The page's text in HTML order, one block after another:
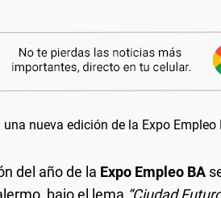
del año de la Expo Empleo BA
bajo el lema “Ciudad